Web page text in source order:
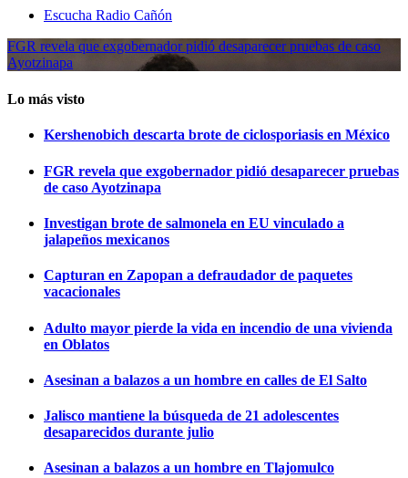
Escucha Radio Cañón
FGR revela que exgobernador pidió desaparecer pruebas de caso
Ayotzinapa
Lo más visto
Kershenobich descarta brote de ciclosporiasis en México
FGR revela que exgobernador pidió desaparecer pruebas
de caso Ayotzinapa
Investigan brote de salmonela en EU vinculado a
jalapeños mexicanos
Capturan en Zapopan a defraudador de paquetes
vacacionales
Adulto mayor pierde la vida en incendio de una vivienda
en Oblatos
Asesinan a balazos a un hombre en calles de El Salto
Jalisco mantiene la búsqueda de 21 adolescentes
desaparecidos durante julio
Asesinan a balazos a un hombre en Tlajomulco